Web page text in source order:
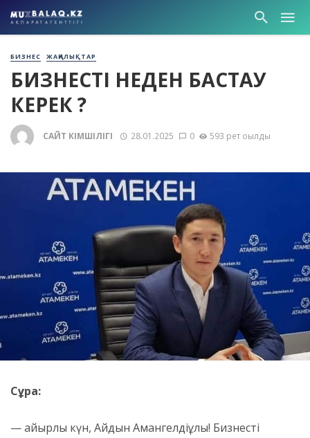
БИЗНЕС ЖАҢАЛЫҚТАР
БИЗНЕСТІ НЕДЕН БАСТАУ
КЕРЕК ?
САЙТ ӘКІМШІЛІГІ 28.01.2025 0 593 рет оқылды
Сұрақ:
— Қайырлы күн, Айдын Амангелдіұлы! Бизнесті